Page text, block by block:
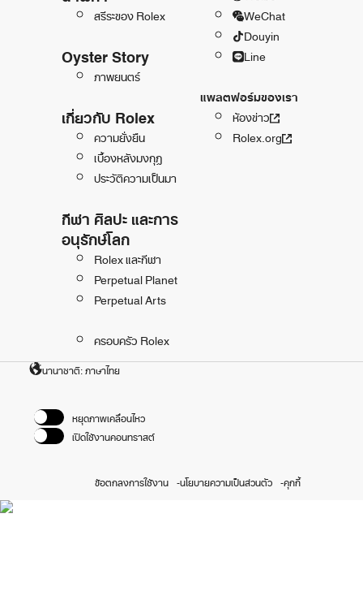
สรีระของ Rolex
Oyster Story
ภาพยนตร์
เกี่ยวกับ Rolex
ความยั่งยืน
เบื้องหลังมงกุฎ
ประวัติความเป็นมา
กีฬา ศิลปะ และการ
อนุรักษ์โลก
Rolex และกีฬา
Perpetual Planet
Perpetual Arts
ครอบครัว Rolex
WeChat
Douyin
Line
แพลตฟอร์มของเรา
ห้องข่าว
Rolex.org
นานาชาติ: ภาษาไทย
หยุดภาพเคลื่อนไหว
เปิดใช้งานคอนทราสต์
ข้อตกลงการใช้งาน นโยบายความเป็นส่วนตัว คุกกี้